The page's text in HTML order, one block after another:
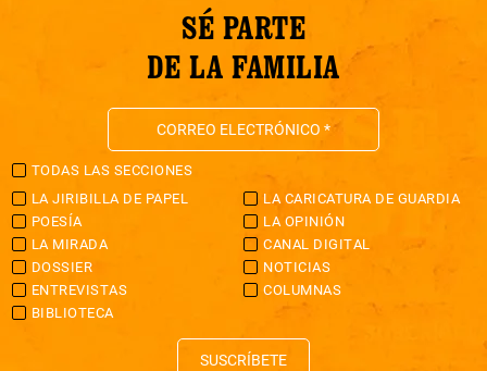
SÉ PARTE
DE LA FAMILIA
TODAS LAS SECCIONES
LA JIRIBILLA DE PAPEL
LA CARICATURA DE GUARDIA
POESÍA
LA OPINIÓN
LA MIRADA
CANAL DIGITAL
DOSSIER
NOTICIAS
ENTREVISTAS
COLUMNAS
BIBLIOTECA
SUSCRÍBETE